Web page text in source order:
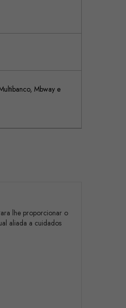
Mbway e
lhe proporcionar o
aliada a cuidados